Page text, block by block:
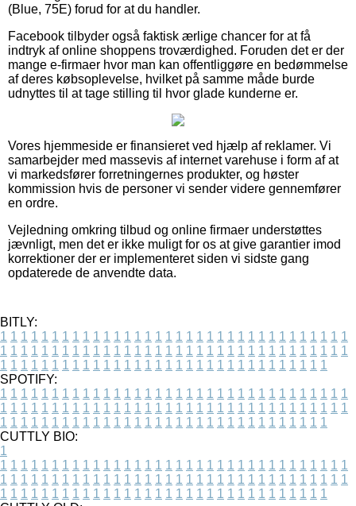
(Blue, 75E) forud for at du handler.
Facebook tilbyder også faktisk ærlige chancer for at få
indtryk af online shoppens troværdighed. Foruden det er der
mange e-firmaer hvor man kan offentliggøre en bedømmelse
af deres købsoplevelse, hvilket på samme måde burde
udnyttes til at tage stilling til hvor glade kunderne er.
Vores hjemmeside er finansieret ved hjælp af reklamer. Vi
samarbejder med massevis af internet varehuse i form af at
vi markedsfører forretningernes produkter, og høster
kommission hvis de personer vi sender videre gennemfører
en ordre.
Vejledning omkring tilbud og online firmaer understøttes
jævnligt, men det er ikke muligt for os at give garantier imod
korrektioner der er implementeret siden vi sidste gang
opdaterede de anvendte data.
BITLY:
1 1 1 1 1 1 1 1 1 1 1 1 1 1 1 1 1 1 1 1 1 1 1 1 1 1 1 1 1 1 1 1 1 1
1 1 1 1 1 1 1 1 1 1 1 1 1 1 1 1 1 1 1 1 1 1 1 1 1 1 1 1 1 1 1 1 1 1
1 1 1 1 1 1 1 1 1 1 1 1 1 1 1 1 1 1 1 1 1 1 1 1 1 1 1 1 1 1 1 1
SPOTIFY:
1 1 1 1 1 1 1 1 1 1 1 1 1 1 1 1 1 1 1 1 1 1 1 1 1 1 1 1 1 1 1 1 1 1
1 1 1 1 1 1 1 1 1 1 1 1 1 1 1 1 1 1 1 1 1 1 1 1 1 1 1 1 1 1 1 1 1 1
1 1 1 1 1 1 1 1 1 1 1 1 1 1 1 1 1 1 1 1 1 1 1 1 1 1 1 1 1 1 1 1
CUTTLY BIO:
1
1 1 1 1 1 1 1 1 1 1 1 1 1 1 1 1 1 1 1 1 1 1 1 1 1 1 1 1 1 1 1 1 1 1
1 1 1 1 1 1 1 1 1 1 1 1 1 1 1 1 1 1 1 1 1 1 1 1 1 1 1 1 1 1 1 1 1 1
1 1 1 1 1 1 1 1 1 1 1 1 1 1 1 1 1 1 1 1 1 1 1 1 1 1 1 1 1 1 1 1